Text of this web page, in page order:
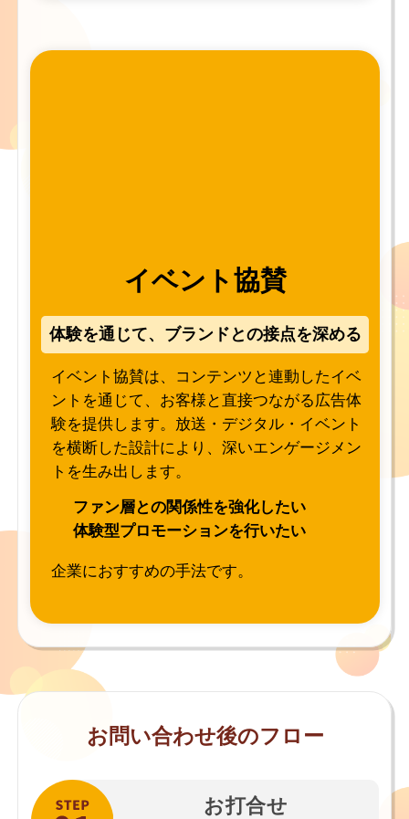
イベント協賛
体験を通じて、ブランドとの接点を深める
イベント協賛は、コンテンツと連動したイベ
ントを通じて、お客様と直接つながる広告体
験を提供します。放送・デジタル・イベント
を横断した設計により、深いエンゲージメン
トを生み出します。
ファン層との関係性を強化したい
体験型プロモーションを行いたい
企業におすすめの手法です。
お問い合わせ後のフロー
お打合せ